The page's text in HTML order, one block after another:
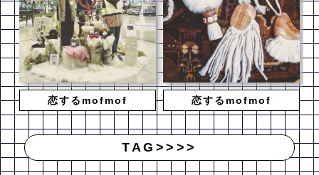
恋するmofmof 恋するmofmof
TAG>>>>